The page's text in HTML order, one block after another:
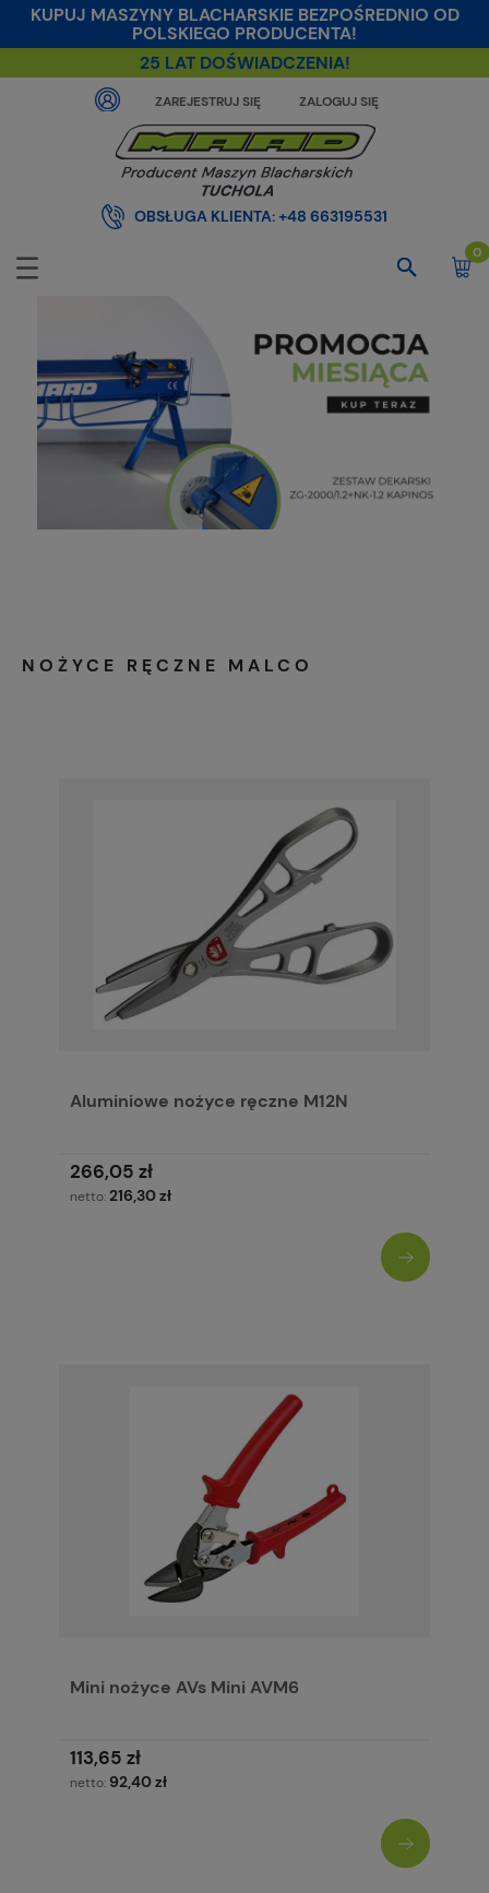
KUPUJ MASZYNY BLACHARSKIE BEZPOŚREDNIO OD
POLSKIEGO PRODUCENTA!
25 LAT DOŚWIADCZENIA!
ZAREJESTRUJ SIĘ ZALOGUJ SIĘ
OBSŁUGA KLIENTA:+48 663195531
NOŻYCE RĘCZNE MALCO
Aluminiowe nożyce ręczne M12N
266,05 zł
netto:216,30 zł
Mini nożyce AVs Mini AVM6
113,65 zł
netto: 92,40 zł